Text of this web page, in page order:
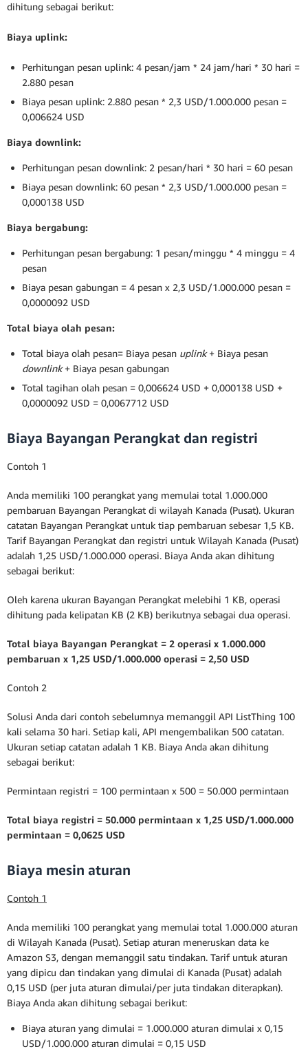
dihitung sebagai berikut:
Biaya uplink:
Perhitungan pesan uplink: 4 pesan/jam * 24 jam/hari * 30 hari =
2.880 pesan
Biaya pesan uplink: 2.880 pesan * 2,3 USD/1.000.000 pesan =
0,006624 USD
Biaya downlink:
Perhitungan pesan downlink: 2 pesan/hari * 30 hari = 60 pesan
Biaya pesan downlink: 60 pesan * 2,3 USD/1.000.000 pesan =
0,000138 USD
Biaya bergabung:
Perhitungan pesan bergabung: 1 pesan/minggu * 4 minggu = 4
pesan
Biaya pesan gabungan = 4 pesan x 2,3 USD/1.000.000 pesan =
0,0000092 USD
Total biaya olah pesan:
Total biaya olah pesan= Biaya pesan uplink+ Biaya pesan
downlink+ Biaya pesan gabungan
Total tagihan olah pesan = 0,006624 USD + 0,000138 USD +
0,0000092 USD = 0,0067712 USD
Biaya Bayangan Perangkat dan registri
Contoh 1
Anda memiliki 100 perangkat yang memulai total 1.000.000
pembaruan Bayangan Perangkat di wilayah Kanada (Pusat). Ukuran
catatan Bayangan Perangkat untuk tiap pembaruan sebesar 1,5 KB.
Tarif Bayangan Perangkat dan registri untuk Wilayah Kanada (Pusat)
adalah 1,25 USD/1.000.000 operasi. Biaya Anda akan dihitung
sebagai berikut:
Oleh karena ukuran Bayangan Perangkat melebihi 1 KB, operasi
dihitung pada kelipatan KB (2 KB) berikutnya sebagai dua operasi.
Total biaya Bayangan Perangkat = 2 operasi x 1.000.000
pembaruan x 1,25 USD/1.000.000 operasi = 2,50 USD
Contoh 2
Solusi Anda dari contoh sebelumnya memanggil API ListThing 100
kali selama 30 hari. Setiap kali, API mengembalikan 500 catatan.
Ukuran setiap catatan adalah 1 KB. Biaya Anda akan dihitung
sebagai berikut:
Permintaan registri = 100 permintaan x 500 = 50.000 permintaan
Total biaya registri = 50.000 permintaan x 1,25 USD/1.000.000
permintaan = 0,0625 USD
Biaya mesin aturan
Contoh 1
Anda memiliki 100 perangkat yang memulai total 1.000.000 aturan
di Wilayah Kanada (Pusat). Setiap aturan meneruskan data ke
Amazon S3, dengan memanggil satu tindakan. Tarif untuk aturan
yang dipicu dan tindakan yang dimulai di Kanada (Pusat) adalah
0,15 USD (per juta aturan dimulai/per juta tindakan diterapkan).
Biaya Anda akan dihitung sebagai berikut:
Biaya aturan yang dimulai = 1.000.000 aturan dimulai x 0,15
USD/1.000.000 aturan dimulai = 0,15 USD